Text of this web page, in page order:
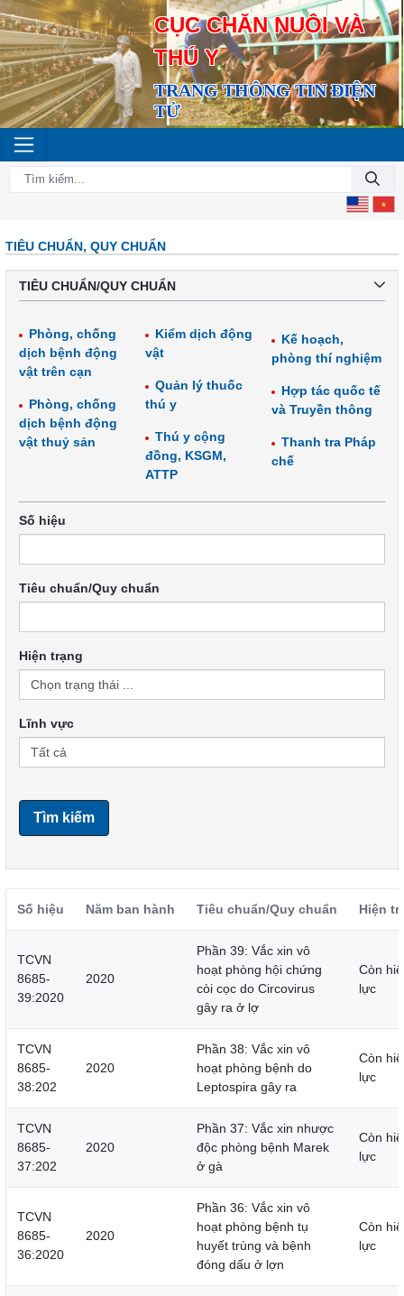
CỤC CHĂN NUÔI VÀ
THÚ Y
TRANG THÔNG TIN ĐIỆN
TỬ
TIÊU CHUẨN, QUY CHUẨN
TIÊU CHUẨN/QUY CHUẨN
Phòng, chống
dịch bệnh động
vật trên cạn
Phòng, chống
dịch bệnh động
vật thuỷ sản
Kiểm dịch động
vật
Quản lý thuốc
thú y
Thú y cộng
đồng, KSGM,
ATTP
Kế hoạch,
phòng thí nghiệm
Hợp tác quốc tế
và Truyền thông
Thanh tra Pháp
chế
Số hiệu
Tiêu chuẩn/Quy chuẩn
Hiện trạng
Lĩnh vực
Tìm kiếm
Số hiệu Năm ban hành Tiêu chuẩn/Quy chuẩn Hiện
TCVN
8685-
39:2020
2020
Phần 39: Vắc xin vô
hoạt phòng hội chứng
còi cọc do Circovirus
gây ra ở lợ
Còn
lực
TCVN
8685-
38:202
2020
Phần 38: Vắc xin vô
hoạt phòng bệnh do
Leptospira gây ra
Còn
lực
TCVN
8685-
37:202
2020
Phần 37: Vắc xin nhược
độc phòng bệnh Marek
ở gà
Còn
lực
TCVN
8685-
36:2020
2020
Phần 36: Vắc xin vô
hoạt phòng bệnh tụ
huyết trùng và bệnh
đóng dấu ở lợn
Còn
lực